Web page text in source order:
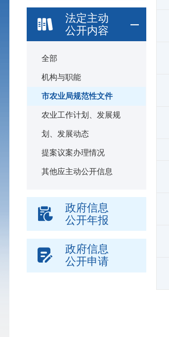
法定主动
公开内容
全部
机构与职能
市农业局规范性文件
农业工作计划、发展规
划、发展动态
提案议案办理情况
其他应主动公开信息
政府信息
公开年报
政府信息
公开申请